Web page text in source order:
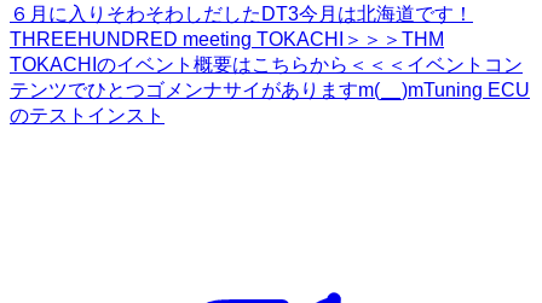
６月に入りそわそわしだしたDT3今月は北海道です！
THREEHUNDRED meeting TOKACHI＞＞＞THM
TOKACHIのイベント概要はこちらから＜＜＜イベントコン
テンツでひとつゴメンナサイがありますm(__)mTuning ECU
のテストインスト